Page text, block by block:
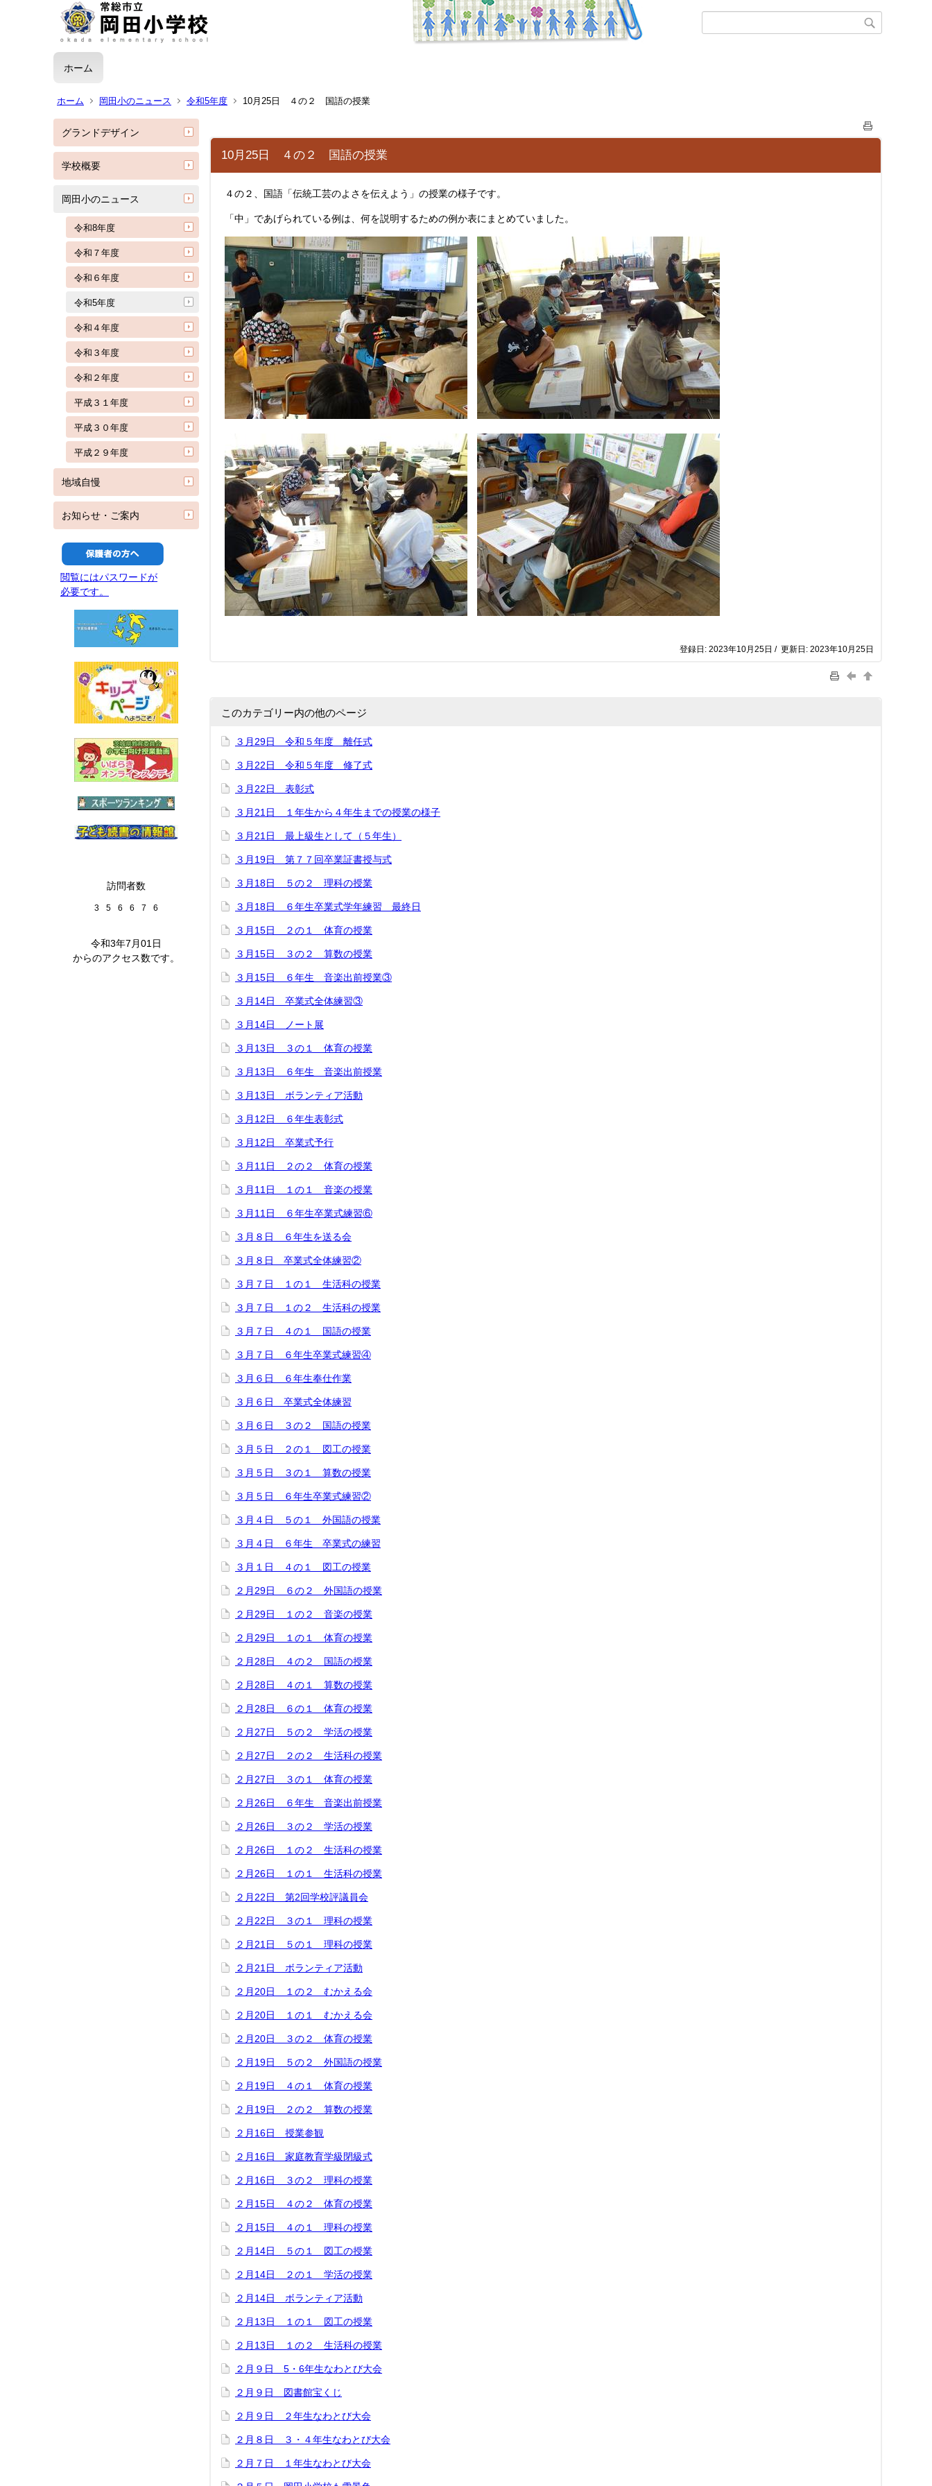
ホーム
ホーム 岡田小のニュース 令和5年度 10月25日 ４の２ 国語の授業
グランドデザイン
学校概要
岡田小のニュース
令和8年度
令和７年度
令和６年度
令和5年度
令和４年度
令和３年度
令和２年度
平成３１年度
平成３０年度
平成２９年度
地域自慢
お知らせ・ご案内
閲覧にはパスワードが
必要です。
訪問者数
3 5 6 6 7 6
令和3年7月01日
からのアクセス数です。
10月25日 ４の２ 国語の授業
４の２、国語「伝統工芸のよさを伝えよう」の授業の様子です。
「中」であげられている例は、何を説明するための例か表にまとめていました。
登録日: 2023年10月25日 / 更新日: 2023年10月25日
このカテゴリー内の他のページ
３月29日 令和５年度 離任式
３月22日 令和５年度 修了式
３月22日 表彰式
３月21日 １年生から４年生までの授業の様子
３月21日 最上級生として（５年生）
３月19日 第７７回卒業証書授与式
３月18日 ５の２ 理科の授業
３月18日 ６年生卒業式学年練習 最終日
３月15日 ２の１ 体育の授業
３月15日 ３の２ 算数の授業
３月15日 ６年生 音楽出前授業③
３月14日 卒業式全体練習③
３月14日 ノート展
３月13日 ３の１ 体育の授業
３月13日 ６年生 音楽出前授業
３月13日 ボランティア活動
３月12日 ６年生表彰式
３月12日 卒業式予行
３月11日 ２の２ 体育の授業
３月11日 １の１ 音楽の授業
３月11日 ６年生卒業式練習⑥
３月８日 ６年生を送る会
３月８日 卒業式全体練習②
３月７日 １の１ 生活科の授業
３月７日 １の２ 生活科の授業
３月７日 ４の１ 国語の授業
３月７日 ６年生卒業式練習④
３月６日 ６年生奉仕作業
３月６日 卒業式全体練習
３月６日 ３の２ 国語の授業
３月５日 ２の１ 図工の授業
３月５日 ３の１ 算数の授業
３月５日 ６年生卒業式練習②
３月４日 ５の１ 外国語の授業
３月４日 ６年生 卒業式の練習
３月１日 ４の１ 図工の授業
２月29日 ６の２ 外国語の授業
２月29日 １の２ 音楽の授業
２月29日 １の１ 体育の授業
２月28日 ４の２ 国語の授業
２月28日 ４の１ 算数の授業
２月28日 ６の１ 体育の授業
２月27日 ５の２ 学活の授業
２月27日 ２の２ 生活科の授業
２月27日 ３の１ 体育の授業
２月26日 ６年生 音楽出前授業
２月26日 ３の２ 学活の授業
２月26日 １の２ 生活科の授業
２月26日 １の１ 生活科の授業
２月22日 第2回学校評議員会
２月22日 ３の１ 理科の授業
２月21日 ５の１ 理科の授業
２月21日 ボランティア活動
２月20日 １の２ むかえる会
２月20日 １の１ むかえる会
２月20日 ３の２ 体育の授業
２月19日 ５の２ 外国語の授業
２月19日 ４の１ 体育の授業
２月19日 ２の２ 算数の授業
２月16日 授業参観
２月16日 家庭教育学級閉級式
２月16日 ３の２ 理科の授業
２月15日 ４の２ 体育の授業
２月15日 ４の１ 理科の授業
２月14日 ５の１ 図工の授業
２月14日 ２の１ 学活の授業
２月14日 ボランティア活動
２月13日 １の１ 図工の授業
２月13日 １の２ 生活科の授業
２月９日 5・6年生なわとび大会
２月９日 図書館宝くじ
２月９日 ２年生なわとび大会
２月８日 ３・４年生なわとび大会
２月７日 １年生なわとび大会